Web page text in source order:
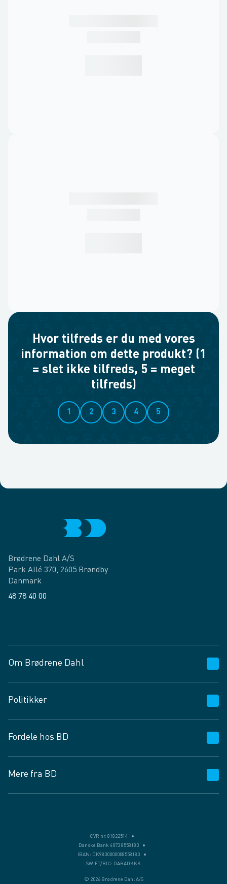
Hvor tilfreds er du med vores
information om dette produkt? (1
= slet ikke tilfreds, 5 = meget
tilfreds)
1 2 3 4 5
Brødrene Dahl A/S
Park Allé 370, 2605 Brøndby
Danmark
48 78 40 00
Om Brødrene Dahl
Vagttelefon 30 10 89 89
Spørgsmål og svar
Job og karriere
Fødevarekontrolrapport
Politikker
Privatlivspolitik
Cookies
Vilkår og betingelser
Fordele hos BD
BD app
BD.dk services
Mere fra BD
CVR nr. 81822514
Danske Bank 4073 8558183
IBAN: DK9830000008558183
SWIFT/BIC: DABADKKK
© 2026 Brødrene Dahl A/S